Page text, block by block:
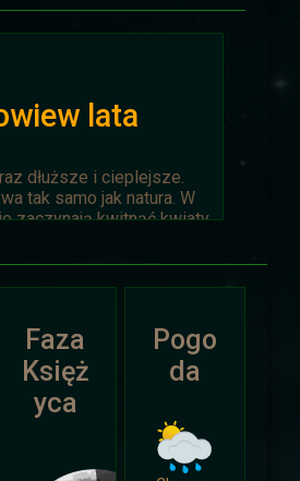
lata
dłuższe i cieplejsze.
tak samo jak natura. W
zaczynają kwitnąć kwiaty
napisze do
Dariusza.
mały upominek.
i Święta
Faza
Księż
yca
Pogo
da